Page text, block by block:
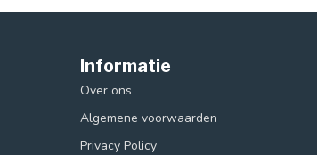
Informatie
Over ons
Algemene voorwaarden
Privacy Policy